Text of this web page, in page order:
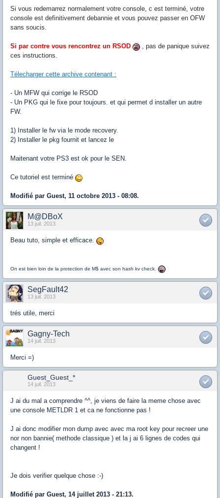
Si vous redemarrez normalement votre console, c est terminé, votre
console est definitivement debannie et vous pouvez passer en OFW
sans soucis.
Si par contre vous rencontrez un RSOD
, pas de panique suivez
ces instructions.
Télecharger cette archive contenant :
- Un MFW qui corrige le RSOD
- Un PKG qui le fixe pour toujours. et qui permet d installer un autre
FW.
1) Installer le fw via le mode recovery.
2) Installer le pkg fournit et lancez le
Maitenant votre PS3 est ok pour le SEN.
Ce tutoriel est terminé
Modifié par Guest, 11 octobre 2013 - 08:08.
M@DBoX
13 juil. 2013
Beau tuto, simple et efficace.
On est bien loin de la protection de M$ avec son hash kv check.
SegFault42
13 juil. 2013
trés utile, merci
Gagny-Tech
14 juil. 2013
Merci =)
Guest_Guest_*
14 juil. 2013
J ai du mal a comprendre ^^, je viens de faire la meme chose avec
une console METLDR 1 et ca ne fonctionne pas !
J ai donc modifier mon dump avec avec ma root key pour recreer une
nor non bannie( methode classique ) et la j ai 6 lignes de codes qui
changent !
Je dois verifier quelque chose :-)
Modifié par Guest, 14 juillet 2013 - 21:13.